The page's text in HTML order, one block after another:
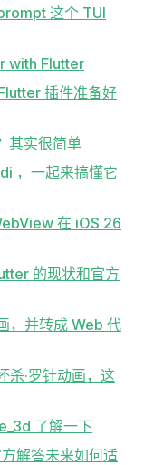
这个 TUI
with Flutter
插件准备好
其实很简单
，一起来搞懂它
在 iOS 26
的现状和官方
，并转成 Web 代
杀·罗针动画，这
了解一下
解答未来如何适